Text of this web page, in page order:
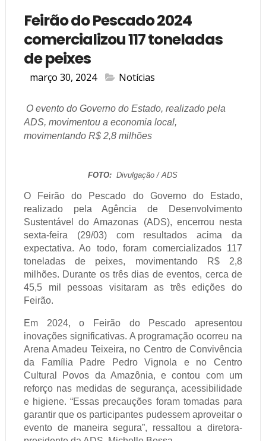
Feirão do Pescado 2024
comercializou 117 toneladas
de peixes
março 30, 2024 Notícias
O evento do Governo do Estado, realizado pela
ADS, movimentou a economia local,
movimentando R$ 2,8 milhões
FOTO: Divulgação / ADS
O Feirão do Pescado do Governo do Estado,
realizado pela Agência de Desenvolvimento
Sustentável do Amazonas (ADS), encerrou nesta
sexta-feira (29/03) com resultados acima da
expectativa. Ao todo, foram comercializados 117
toneladas de peixes, movimentando R$ 2,8
milhões. Durante os três dias de eventos, cerca de
45,5 mil pessoas visitaram as três edições do
Feirão.
Em 2024, o Feirão do Pescado apresentou
inovações significativas. A programação ocorreu na
Arena Amadeu Teixeira, no Centro de Convivência
da Família Padre Pedro Vignola e no Centro
Cultural Povos da Amazônia, e contou com um
reforço nas medidas de segurança, acessibilidade
e higiene. “Essas precauções foram tomadas para
garantir que os participantes pudessem aproveitar o
evento de maneira segura”, ressaltou a diretora-